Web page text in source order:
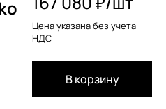
Цена указана без учета
НДС
В корзину